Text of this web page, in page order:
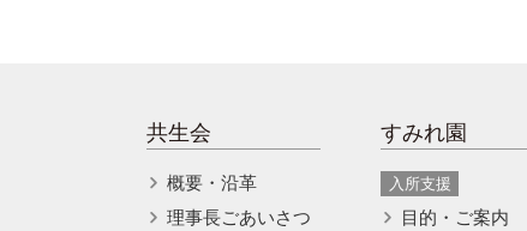
共生会
概要・沿革
理事長ごあいさつ
すみれ園
入所支援
目的・ご案内